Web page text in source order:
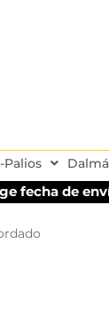
Palios
fecha de